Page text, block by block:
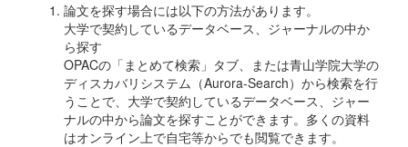
論文を探す場合には以下の方法があります。
大学で契約しているデータベース、ジャーナルの中か
ら探す
OPACの「まとめて検索」タブ、または青山学院大学の
ディスカバリシステム（Aurora-Search）から検索を行
うことで、大学で契約しているデータベース、ジャー
ナルの中から論文を探すことができます。多くの資料
はオンライン上で自宅等からでも閲覧できます。